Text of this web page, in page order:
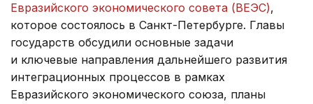
Евразийского экономического совета (ВЕЭС),
которое состоялось в Санкт-Петербурге. Главы
государств обсудили основные задачи
и ключевые направления дальнейшего развития
интеграционных процессов в рамках
Евразийского экономического союза, планы